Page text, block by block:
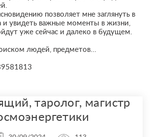
позволяет мне заглянуть в
и увидеть важные моменты в жизни,
уже сейчас и далеко в будущем.
людей, предметов...
таролог, магистр